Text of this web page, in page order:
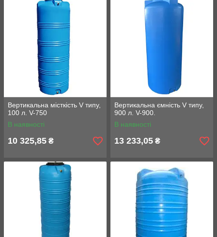
Вертикальна місткість V типу,
100 л. V-750
В наявності
10 325,85 ₴
Вертикальна ємність V типу,
900 л. V-900.
В наявності
13 233,05 ₴